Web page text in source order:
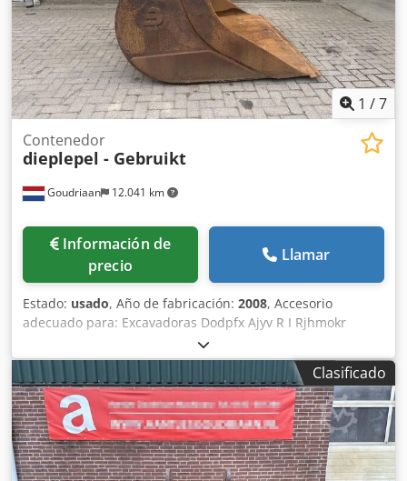
de repuesto completa. - También es posible pedir un
modelo de fuselaje ancho, en cuyo caso la capacidad del
contenedor aumenta significativamente. - Disponible en
varias longitudes desde 2,00m hasta 5,50m. Condición:
Nuevo
1 /7
Goudriaan 12.041 km
Contenedor
dieplepel - Gebruikt
Información de
precio
Llamar
Estado: usado, Año de fabricación: 2008, Accesorio
adecuado para: Excavadoras Dodpfx Ajyv R I Rjhmokr
Clasificado